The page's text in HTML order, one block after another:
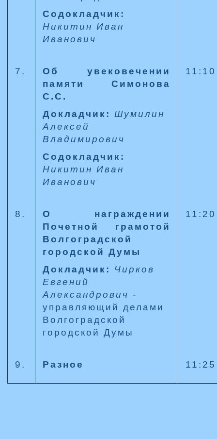
Содокладчик:
Никитин Иван
Иванович
7.
Об увековечении
памяти Симонова
С.С.
Докладчик: Шумилин
Алексей
Владимирович
Содокладчик:
Никитин Иван
Иванович
8.
О награждении
Почетной грамотой
Волгоградской
городской Думы
Докладчик: Чирков
Евгений
Александрович -
управляющий делами
Волгоградской
городской Думы
9. Разное 11:25